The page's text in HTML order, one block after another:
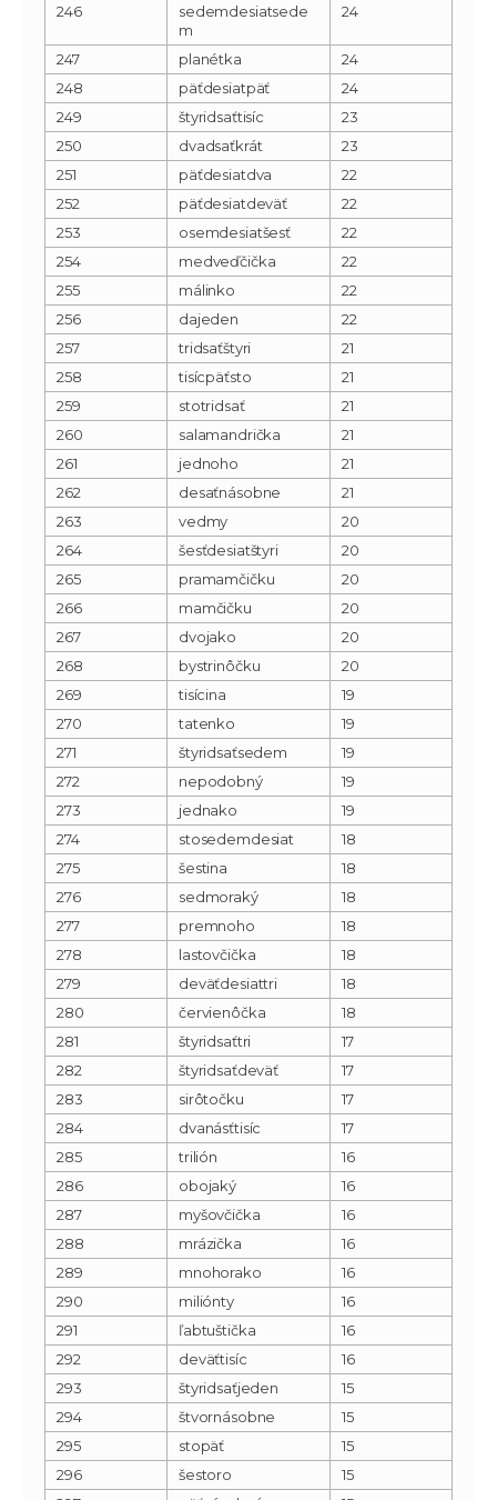
246
sedemdesiatsede
m
24
247 planétka
24
248
päťdesiatpäť
24
249
štyridsaťtisíc
23
250
dvadsaťkrát
23
251
päťdesiatdva
22
252
päťdesiatdeväť
22
253
osemdesiatšesť
22
254
medveďčička
22
255
málinko
22
256
dajeden
22
257
tridsaťštyri
21
258
tisícpäťsto
21
259
stotridsať
21
260
salamandrička
21
261
jednoho
21
262
desaťnásobne
21
263
vedmy
20
264
šesťdesiatštyri
20
265
pramamčičku
20
266
mamčičku
20
267
dvojako
20
268
bystrinôčku
20
269
tisícina
19
270
tatenko
19
271
štyridsaťsedem
19
272
nepodobný
19
273
jednako
19
274
stosedemdesiat
18
275
šestina
18
276
sedmoraký
18
277
premnoho
18
278
lastovčička
18
279
deväťdesiattri
18
280
červienôčka
18
281
štyridsaťtri
17
282
štyridsaťdeväť
17
283
sirôtočku
17
284
dvanásťtisíc
17
285
trilión
16
286
obojaký
16
287
myšovčička
16
288
mrázička
16
289
mnohorako
16
290
miliónty
16
291
ľabtuštička
16
292
deväťtisíc
16
293
štyridsaťjeden
15
294
štvornásobne
15
295
stopäť
15
296
šestoro
15